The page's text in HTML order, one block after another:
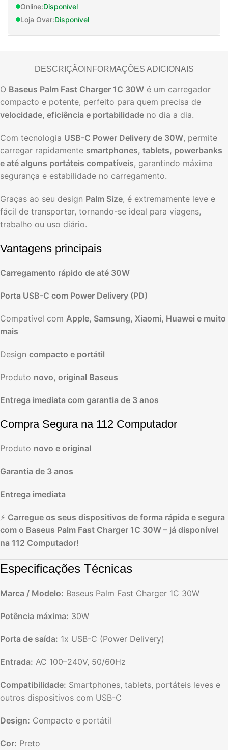
Online:Disponível
Loja Ovar:Disponível
DESCRIÇÃOINFORMAÇÕES ADICIONAIS
O Baseus Palm Fast Charger 1C 30W é um carregador
compacto e potente, perfeito para quem precisa de
velocidade, eficiência e portabilidade no dia a dia.
Com tecnologia USB-C Power Delivery de 30W, permite
carregar rapidamente smartphones, tablets, powerbanks
e até alguns portáteis compatíveis, garantindo máxima
segurança e estabilidade no carregamento.
Graças ao seu design Palm Size, é extremamente leve e
fácil de transportar, tornando-se ideal para viagens,
trabalho ou uso diário.
Vantagens principais
Carregamento rápido de até 30W
Porta USB-C com Power Delivery (PD)
Compatível com Apple, Samsung, Xiaomi, Huawei e muito
mais
Design compacto e portátil
Produto novo, original Baseus
Entrega imediata com garantia de 3 anos
Compra Segura na 112 Computador
Produto novo e original
Garantia de 3 anos
Entrega imediata
⚡ Carregue os seus dispositivos de forma rápida e segura
com o Baseus Palm Fast Charger 1C 30W – já disponível
na 112 Computador!
Especificações Técnicas
Marca / Modelo: Baseus Palm Fast Charger 1C 30W
Potência máxima: 30W
Porta de saída: 1x USB-C (Power Delivery)
Entrada: AC 100–240V, 50/60Hz
Compatibilidade: Smartphones, tablets, portáteis leves e
outros dispositivos com USB-C
Design: Compacto e portátil
Cor: Preto